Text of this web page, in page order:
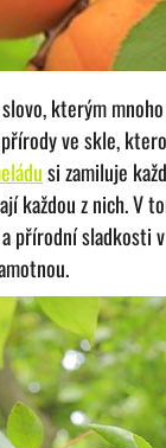
kterým
ve skle,
si zamiluje
každou z nich. V
přírodní sladkosti